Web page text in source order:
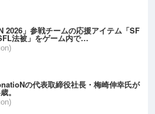
2026」参戦チームの応援アイテム「SF
法被」をゲーム内で…
の代表取締役社長・梅崎伸幸氏が
。